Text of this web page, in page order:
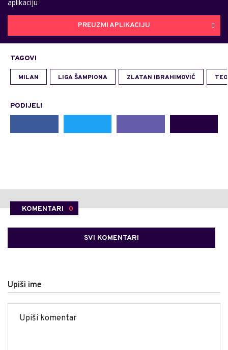
aplikaciju
PREUZMI APLIKACIJU
TAGOVI
MILAN LIGA ŠAMPIONA ZLATAN IBRAHIMOVIĆ
PODIJELI
KOMENTARI 0
SVI KOMENTARI
Upiši ime